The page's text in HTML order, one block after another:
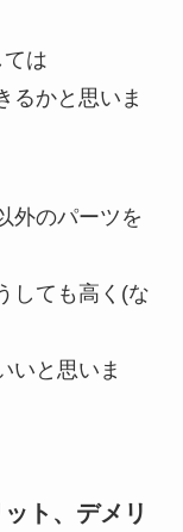
は
るかと思いま
外のパーツを
しても高く(な
いと思いま
ト、デメリ